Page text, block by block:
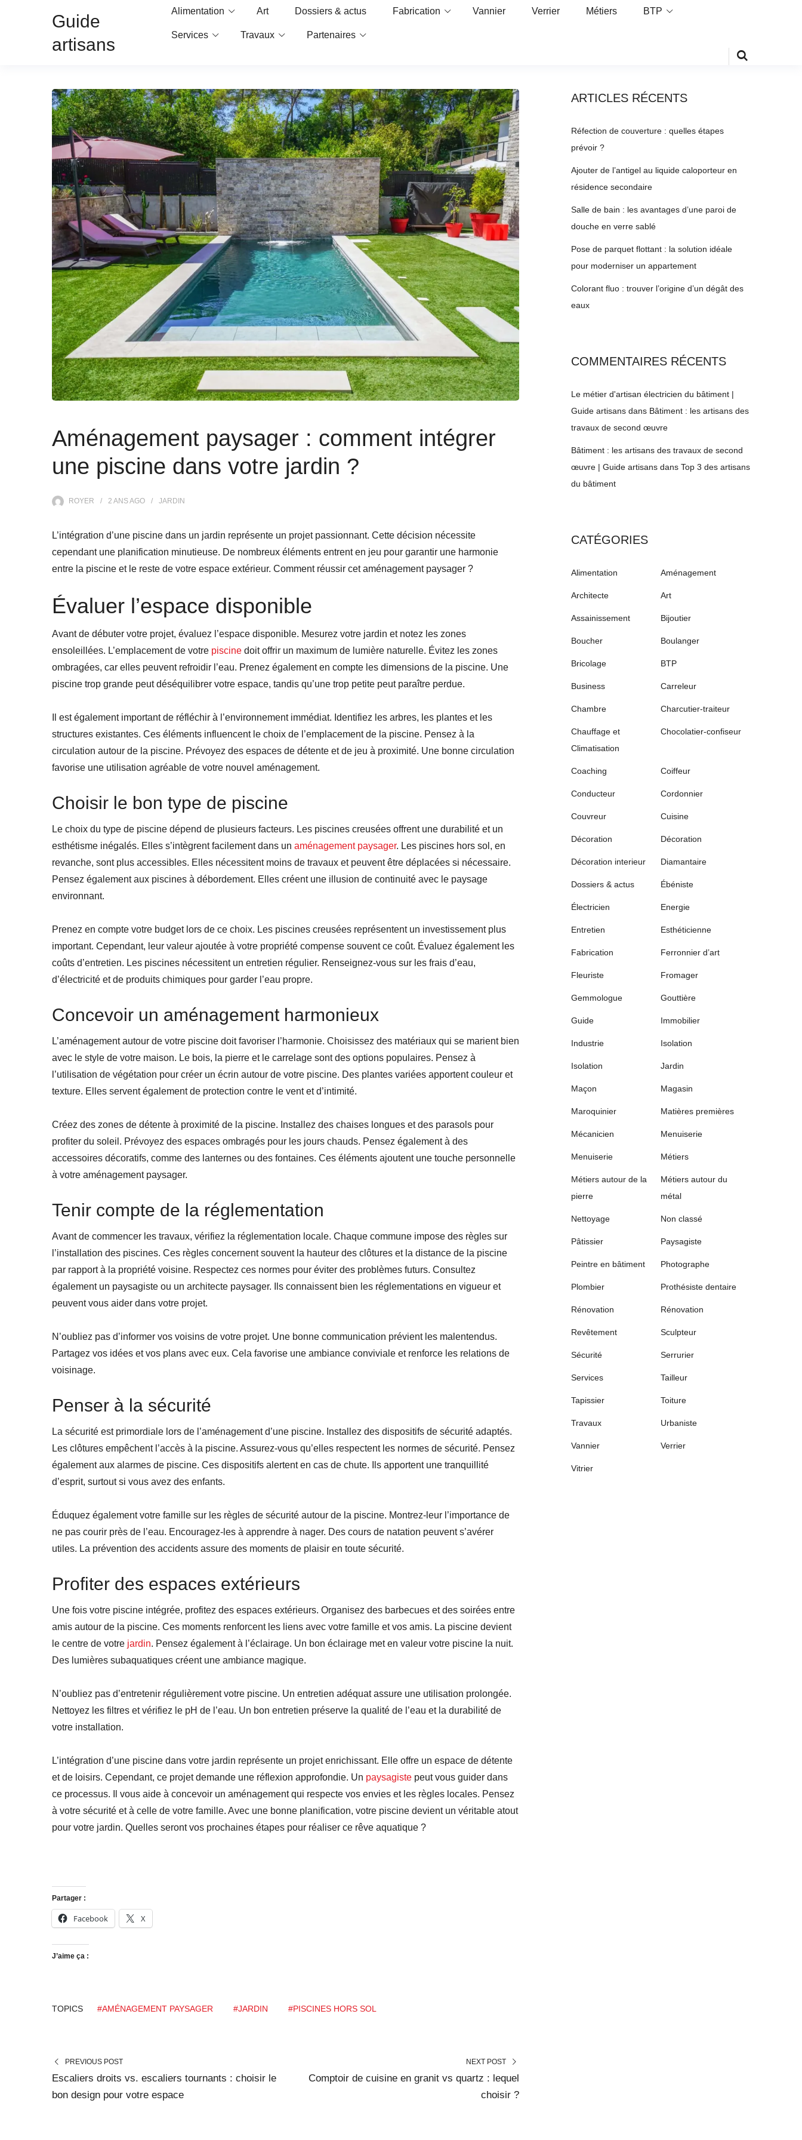
Guide
artisans
Alimentation Art Dossiers & actus Fabrication Vannier Verrier Métiers BTP
Services Travaux Partenaires
Aménagement paysager : comment intégrer
une piscine dans votre jardin ?
ROYER 2 ANSAGO JARDIN
L’intégration d’une piscine dans un jardin représente un projet passionnant. Cette décision nécessite
cependant une planification minutieuse. De nombreux éléments entrent en jeu pour garantir une harmonie
entre la piscine et le reste de votre espace extérieur. Comment réussir cet aménagement paysager ?
Évaluer l’espace disponible
Avant de débuter votre projet, évaluez l’espace disponible. Mesurez votre jardin et notez les zones
ensoleillées. L’emplacement de votre piscine doit offrir un maximum de lumière naturelle. Évitez les zones
ombragées, car elles peuvent refroidir l’eau. Prenez également en compte les dimensions de la piscine. Une
piscine trop grande peut déséquilibrer votre espace, tandis qu’une trop petite peut paraître perdue.
Il est également important de réfléchir à l’environnement immédiat. Identifiez les arbres, les plantes et les
structures existantes. Ces éléments influencent le choix de l’emplacement de la piscine. Pensez à la
circulation autour de la piscine. Prévoyez des espaces de détente et de jeu à proximité. Une bonne circulation
favorise une utilisation agréable de votre nouvel aménagement.
Choisir le bon type de piscine
Le choix du type de piscine dépend de plusieurs facteurs. Les piscines creusées offrent une durabilité et un
esthétisme inégalés. Elles s’intègrent facilement dans un aménagement paysager. Les piscines hors sol, en
revanche, sont plus accessibles. Elles nécessitent moins de travaux et peuvent être déplacées si nécessaire.
Pensez également aux piscines à débordement. Elles créent une illusion de continuité avec le paysage
environnant.
Prenez en compte votre budget lors de ce choix. Les piscines creusées représentent un investissement plus
important. Cependant, leur valeur ajoutée à votre propriété compense souvent ce coût. Évaluez également les
coûts d’entretien. Les piscines nécessitent un entretien régulier. Renseignez-vous sur les frais d’eau,
d’électricité et de produits chimiques pour garder l’eau propre.
Concevoir un aménagement harmonieux
L’aménagement autour de votre piscine doit favoriser l’harmonie. Choisissez des matériaux qui se marient bien
avec le style de votre maison. Le bois, la pierre et le carrelage sont des options populaires. Pensez à
l’utilisation de végétation pour créer un écrin autour de votre piscine. Des plantes variées apportent couleur et
texture. Elles servent également de protection contre le vent et d’intimité.
Créez des zones de détente à proximité de la piscine. Installez des chaises longues et des parasols pour
profiter du soleil. Prévoyez des espaces ombragés pour les jours chauds. Pensez également à des
accessoires décoratifs, comme des lanternes ou des fontaines. Ces éléments ajoutent une touche personnelle
à votre aménagement paysager.
Tenir compte de la réglementation
Avant de commencer les travaux, vérifiez la réglementation locale. Chaque commune impose des règles sur
l’installation des piscines. Ces règles concernent souvent la hauteur des clôtures et la distance de la piscine
par rapport à la propriété voisine. Respectez ces normes pour éviter des problèmes futurs. Consultez
également un paysagiste ou un architecte paysager. Ils connaissent bien les réglementations en vigueur et
peuvent vous aider dans votre projet.
N’oubliez pas d’informer vos voisins de votre projet. Une bonne communication prévient les malentendus.
Partagez vos idées et vos plans avec eux. Cela favorise une ambiance conviviale et renforce les relations de
voisinage.
Penser à la sécurité
La sécurité est primordiale lors de l’aménagement d’une piscine. Installez des dispositifs de sécurité adaptés.
Les clôtures empêchent l’accès à la piscine. Assurez-vous qu’elles respectent les normes de sécurité. Pensez
également aux alarmes de piscine. Ces dispositifs alertent en cas de chute. Ils apportent une tranquillité
d’esprit, surtout si vous avez des enfants.
Éduquez également votre famille sur les règles de sécurité autour de la piscine. Montrez-leur l’importance de
ne pas courir près de l’eau. Encouragez-les à apprendre à nager. Des cours de natation peuvent s’avérer
utiles. La prévention des accidents assure des moments de plaisir en toute sécurité.
Profiter des espaces extérieurs
Une fois votre piscine intégrée, profitez des espaces extérieurs. Organisez des barbecues et des soirées entre
amis autour de la piscine. Ces moments renforcent les liens avec votre famille et vos amis. La piscine devient
le centre de votre jardin. Pensez également à l’éclairage. Un bon éclairage met en valeur votre piscine la nuit.
Des lumières subaquatiques créent une ambiance magique.
N’oubliez pas d’entretenir régulièrement votre piscine. Un entretien adéquat assure une utilisation prolongée.
Nettoyez les filtres et vérifiez le pH de l’eau. Un bon entretien préserve la qualité de l’eau et la durabilité de
votre installation.
L’intégration d’une piscine dans votre jardin représente un projet enrichissant. Elle offre un espace de détente
et de loisirs. Cependant, ce projet demande une réflexion approfondie. Un paysagiste peut vous guider dans
ce processus. Il vous aide à concevoir un aménagement qui respecte vos envies et les règles locales. Pensez
à votre sécurité et à celle de votre famille. Avec une bonne planification, votre piscine devient un véritable atout
pour votre jardin. Quelles seront vos prochaines étapes pour réaliser ce rêve aquatique ?
Partager :
Facebook X
J’aime ça :
TOPICS #AMÉNAGEMENT PAYSAGER #JARDIN #PISCINES HORS SOL
PREVIOUS POST
Escaliers droits vs. escaliers tournants : choisir le
bon design pour votre espace
NEXT POST
Comptoir de cuisine en granit vs quartz : lequel
choisir ?
ARTICLES RÉCENTS
Réfection de couverture : quelles étapes
prévoir ?
Ajouter de l’antigel au liquide caloporteur en
résidence secondaire
Salle de bain : les avantages d’une paroi de
douche en verre sablé
Pose de parquet flottant : la solution idéale
pour moderniser un appartement
Colorant fluo : trouver l’origine d’un dégât des
eaux
COMMENTAIRES RÉCENTS
Le métier d'artisan électricien du bâtiment |
Guide artisans dans Bâtiment : les artisans des
travaux de second œuvre
Bâtiment : les artisans des travaux de second
œuvre | Guide artisans dans Top 3 des artisans
du bâtiment
CATÉGORIES
Alimentation Aménagement
Architecte Art
Assainissement Bijoutier
Boucher Boulanger
Bricolage BTP
Business Carreleur
Chambre Charcutier-traiteur
Chauffage et
Climatisation
Chocolatier-confiseur
Coaching Coiffeur
Conducteur Cordonnier
Couvreur Cuisine
Décoration Décoration
Décoration interieur Diamantaire
Dossiers & actus Ébéniste
Électricien Energie
Entretien Esthéticienne
Fabrication Ferronnier d’art
Fleuriste Fromager
Gemmologue Gouttière
Guide Immobilier
Industrie Isolation
Isolation Jardin
Maçon Magasin
Maroquinier Matières premières
Mécanicien Menuiserie
Menuiserie Métiers
Métiers autour de la
pierre
Métiers autour du
métal
Nettoyage Non classé
Pâtissier Paysagiste
Peintre en bâtiment Photographe
Plombier Prothésiste dentaire
Rénovation Rénovation
Revêtement Sculpteur
Sécurité Serrurier
Services Tailleur
Tapissier Toiture
Travaux Urbaniste
Vannier Verrier
Vitrier